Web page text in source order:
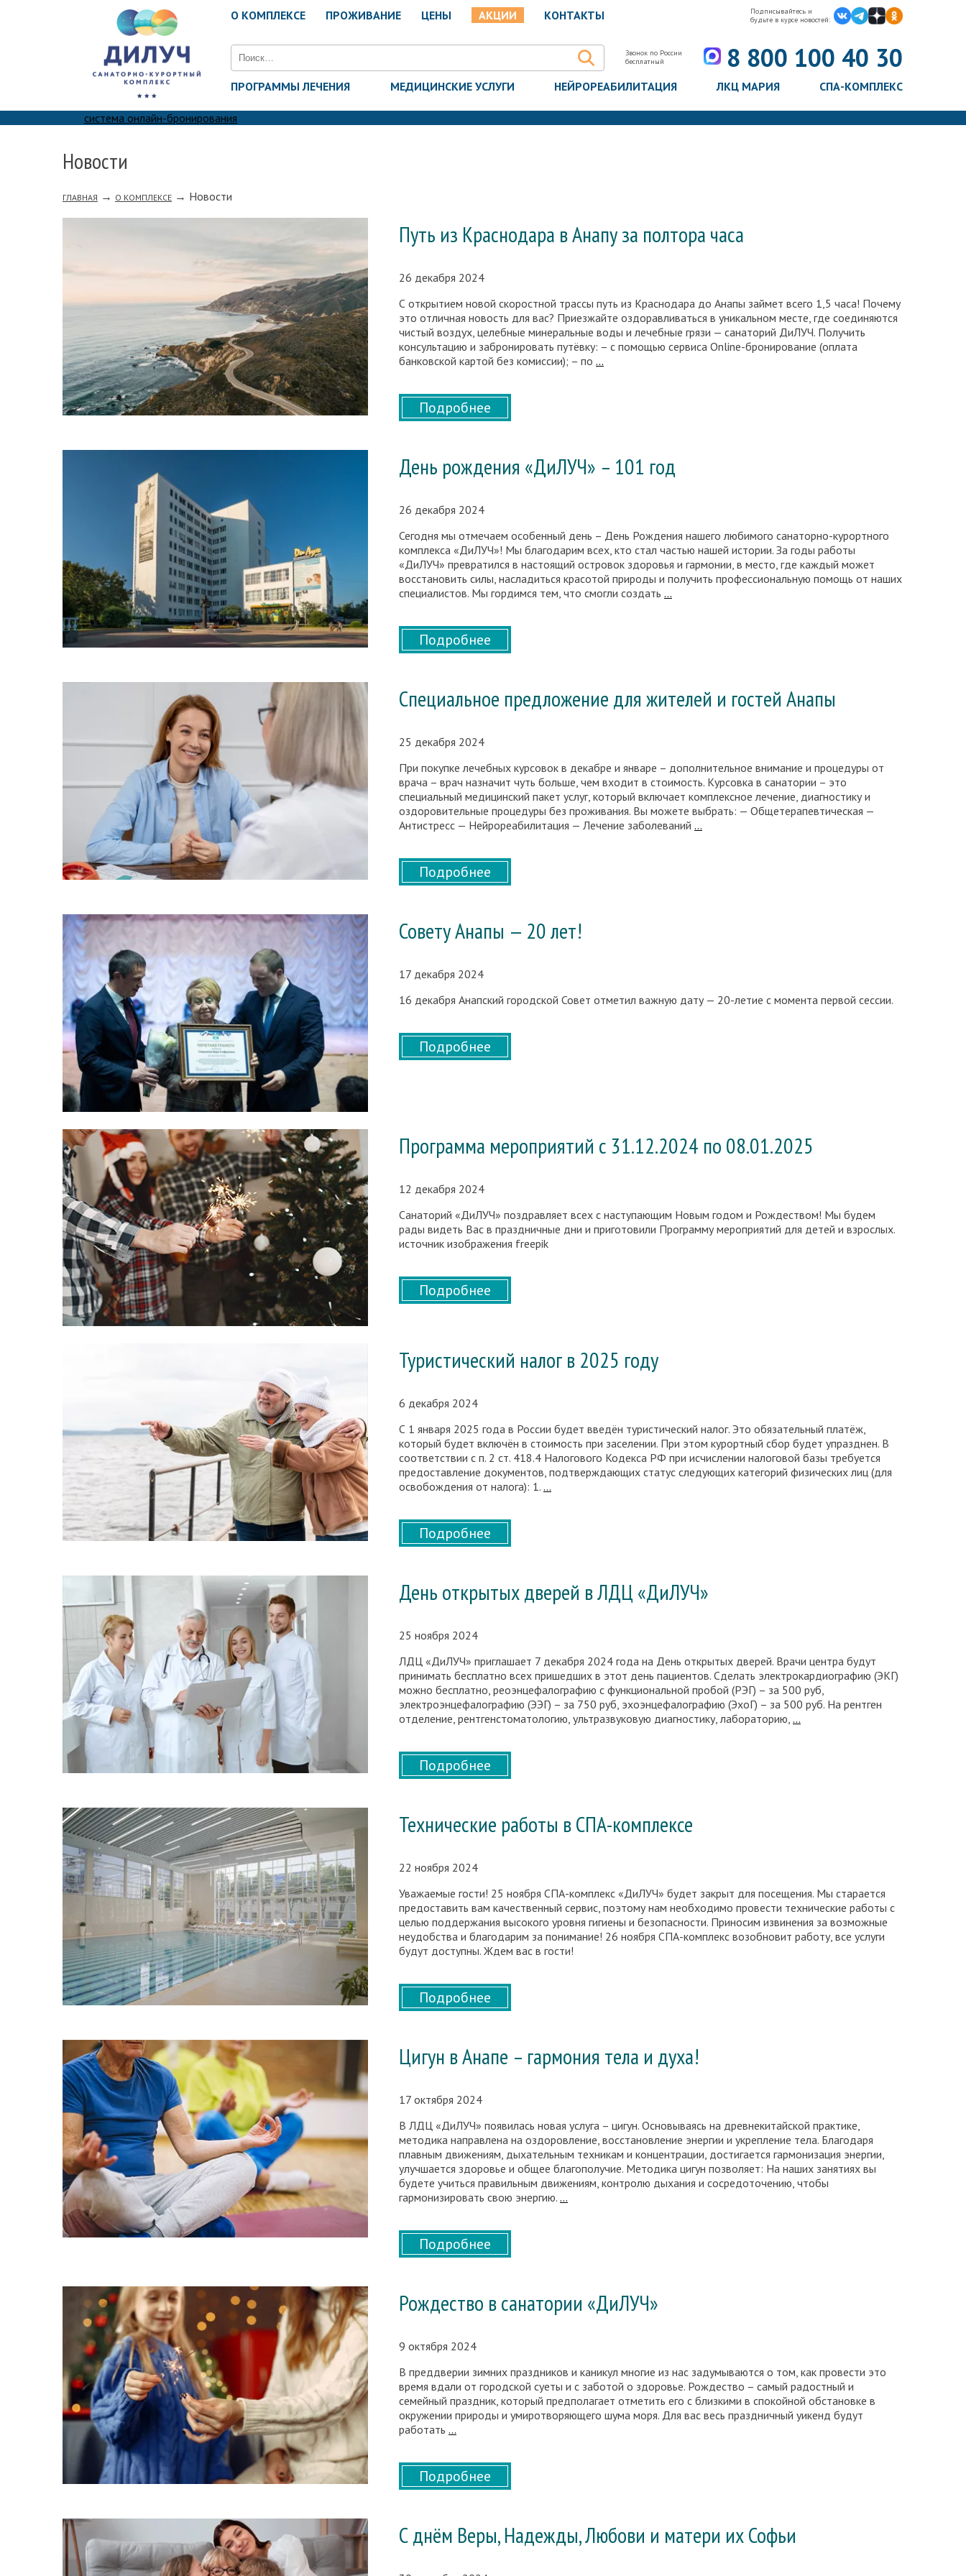
О КОМПЛЕКСЕ ПРОЖИВАНИЕ ЦЕНЫ АКЦИИ КОНТАКТЫ
Подписывайтесь и
будьте в курсе новостей:
Найти:
Звонок по России
бесплатный
8 800 100 40 30
ПРОГРАММЫ ЛЕЧЕНИЯ МЕДИЦИНСКИЕ УСЛУГИ НЕЙРОРЕАБИЛИТАЦИЯ ЛКЦ МАРИЯ СПА-КОМПЛЕКС
система онлайн-бронирования
Новости
ГЛАВНАЯ → О КОМПЛЕКСЕ → Новости
Путь из Краснодара в Анапу за полтора часа
26 декабря 2024
С открытием новой скоростной трассы путь из Краснодара до Анапы займет всего 1,5 часа! Почему
это отличная новость для вас? Приезжайте оздоравливаться в уникальном месте, где соединяются
чистый воздух, целебные минеральные воды и лечебные грязи — санаторий ДиЛУЧ. Получить
консультацию и забронировать путёвку: – с помощью сервиса Online-бронирование (оплата
банковской картой без комиссии); – по …
часа
Подробнее
День рождения «ДиЛУЧ» – 101 год
26 декабря 2024
Сегодня мы отмечаем особенный день – День Рождения нашего любимого санаторно-курортного
комплекса «ДиЛУЧ»! Мы благодарим всех, кто стал частью нашей истории. За годы работы
«ДиЛУЧ» превратился в настоящий островок здоровья и гармонии, в место, где каждый может
восстановить силы, насладиться красотой природы и получить профессиональную помощь от наших
специалистов. Мы гордимся тем, что смогли создать …
Подробнее
Специальное предложение для жителей и гостей Анапы
25 декабря 2024
При покупке лечебных курсовок в декабре и январе – дополнительное внимание и процедуры от
врача – врач назначит чуть больше, чем входит в стоимость. Курсовка в санатории – это
специальный медицинский пакет услуг, который включает комплексное лечение, диагностику и
оздоровительные процедуры без проживания. Вы можете выбрать: — Общетерапевтическая —
Антистресс — Нейрореабилитация — Лечение заболеваний …
Подробнее
Совету Анапы — 20 лет!
17 декабря 2024
16 декабря Анапский городской Совет отметил важную дату — 20-летие с момента первой сессии.
Подробнее
Программа мероприятий с 31.12.2024 по 08.01.2025
12 декабря 2024
Санаторий «ДиЛУЧ» поздравляет всех с наступающим Новым годом и Рождеством! Мы будем
рады видеть Вас в праздничные дни и приготовили Программу мероприятий для детей и взрослых.
источник изображения freepik
Подробнее
Туристический налог в 2025 году
6 декабря 2024
С 1 января 2025 года в России будет введён туристический налог. Это обязательный платёж,
который будет включён в стоимость при заселении. При этом курортный сбор будет упразднен. В
соответствии с п. 2 ст. 418.4 Налогового Кодекса РФ при исчислении налоговой базы требуется
предоставление документов, подтверждающих статус следующих категорий физических лиц (для
освобождения от налога): 1. …
Подробнее
День открытых дверей в ЛДЦ «ДиЛУЧ»
25 ноября 2024
ЛДЦ «ДиЛУЧ» приглашает 7 декабря 2024 года на День открытых дверей. Врачи центра будут
принимать бесплатно всех пришедших в этот день пациентов. Сделать электрокардиографию (ЭКГ)
можно бесплатно, реоэнцефалографию с функциональной пробой (РЭГ) – за 500 руб,
электроэнцефалографию (ЭЭГ) – за 750 руб, эхоэнцефалографию (ЭхоГ) – за 500 руб. На рентген
отделение, рентгенстоматологию, ультразвуковую диагностику, лабораторию, …
Подробнее
Технические работы в СПА-комплексе
22 ноября 2024
Уважаемые гости! 25 ноября СПА-комплекс «ДиЛУЧ» будет закрыт для посещения. Мы старается
предоставить вам качественный сервис, поэтому нам необходимо провести технические работы с
целью поддержания высокого уровня гигиены и безопасности. Приносим извинения за возможные
неудобства и благодарим за понимание! 26 ноября СПА-комплекс возобновит работу, все услуги
будут доступны. Ждем вас в гости!
Подробнее
Цигун в Анапе – гармония тела и духа!
17 октября 2024
В ЛДЦ «ДиЛУЧ» появилась новая услуга – цигун. Основываясь на древнекитайской практике,
методика направлена на оздоровление, восстановление энергии и укрепление тела. Благодаря
плавным движениям, дыхательным техникам и концентрации, достигается гармонизация энергии,
улучшается здоровье и общее благополучие. Методика цигун позволяет: На наших занятиях вы
будете учиться правильным движениям, контролю дыхания и сосредоточению, чтобы
гармонизировать свою энергию. …
духа!
Подробнее
Рождество в санатории «ДиЛУЧ»
9 октября 2024
В преддверии зимних праздников и каникул многие из нас задумываются о том, как провести это
время вдали от городской суеты и с заботой о здоровье. Рождество – самый радостный и
семейный праздник, который предполагает отметить его с близкими в спокойной обстановке в
окружении природы и умиротворяющего шума моря. Для вас весь праздничный уикенд будут
работать …
«ДиЛУЧ»
Подробнее
С днём Веры, Надежды, Любови и матери их Софьи